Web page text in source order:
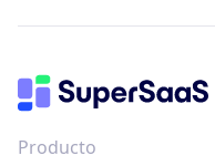
Producto